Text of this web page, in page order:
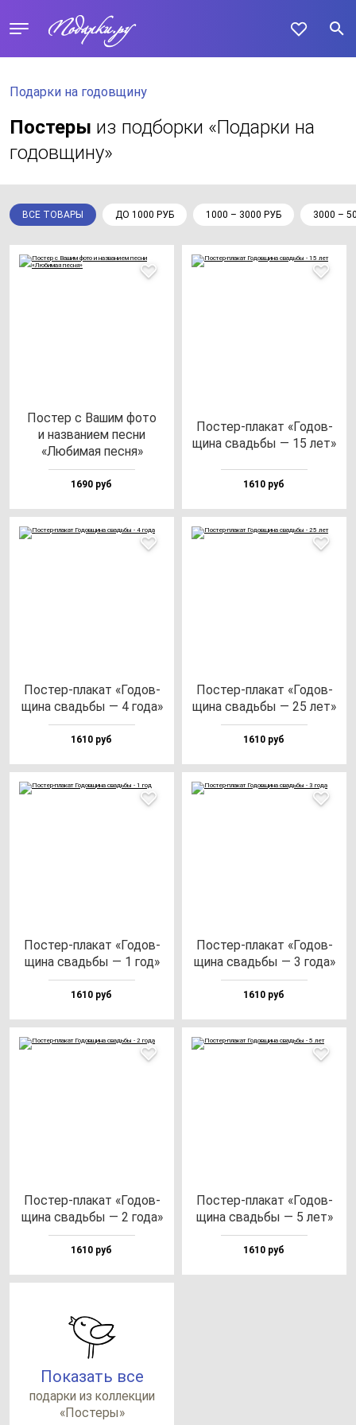
Подарки на годовщину
Постеры из подборки «Подарки на
годовщину»
ВСЕ ТОВАРЫ ДО 1000 РУБ 1000 – 3000 РУБ 3000 –
Пос­тер с Вашим фо­то
и наз­ва­ни­ем пес­ни
«Люби­мая пес­ня»
1690 руб
Пос­тер-пла­кат «Годов­
щи­на свадь­бы — 15 лет»
1610 руб
Пос­тер-пла­кат «Годов­
щи­на свадь­бы — 4 го­да»
1610 руб
Пос­тер-пла­кат «Годов­
щи­на свадь­бы — 25 лет»
1610 руб
Пос­тер-пла­кат «Годов­
щи­на свадь­бы — 1 год»
1610 руб
Пос­тер-пла­кат «Годов­
щи­на свадь­бы — 3 го­да»
1610 руб
Пос­тер-пла­кат «Годов­
щи­на свадь­бы — 2 го­да»
1610 руб
Пос­тер-пла­кат «Годов­
щи­на свадь­бы — 5 лет»
1610 руб
Показать все
по­дар­ки из кол­лек­ции
«Пос­те­ры»